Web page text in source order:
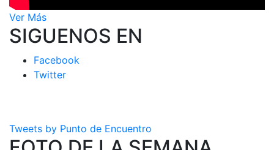
Ver Más
SIGUENOS EN
Facebook
Twitter
Tweets by Punto de Encuentro